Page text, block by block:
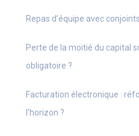
Repas d’équipe avec
Perte de la moitié du capital
obligatoire ?
Facturation électronique :
l’horizon ?